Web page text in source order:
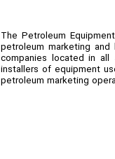
The Petroleum
petroleum marketing and
companies located in all
installers of equipment
petroleum marketing